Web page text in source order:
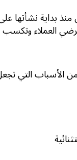
نشأتها على
العملاء
الأسباب التي